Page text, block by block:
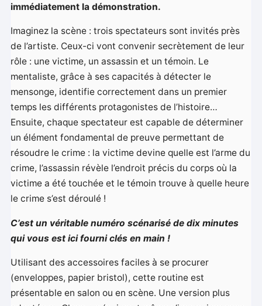
immédiatement la démonstration.
Imaginez la scène : trois spectateurs sont invités près
de l’artiste. Ceux-ci vont convenir secrètement de leur
rôle : une victime, un assassin et un témoin. Le
mentaliste, grâce à ses capacités à détecter le
mensonge, identifie correctement dans un premier
temps les différents protagonistes de l’histoire…
Ensuite, chaque spectateur est capable de déterminer
un élément fondamental de preuve permettant de
résoudre le crime : la victime devine quelle est l’arme du
crime, l’assassin révèle l’endroit précis du corps où la
victime a été touchée et le témoin trouve à quelle heure
le crime s’est déroulé !
C’est un véritable numéro scénarisé de dix minutes
qui vous est ici fourni clés en main !
Utilisant des accessoires faciles à se procurer
(enveloppes, papier bristol), cette routine est
présentable en salon ou en scène. Une version plus